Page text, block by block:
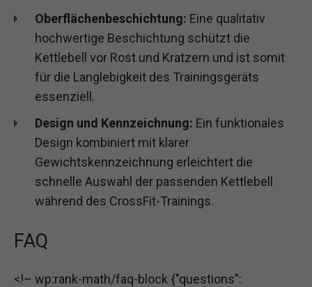
Oberflächenbeschichtung: Eine qualitativ
hochwertige Beschichtung schützt die
Kettlebell vor Rost und Kratzern und ist somit
für die Langlebigkeit des Trainingsgeräts
essenziell.
Design und Kennzeichnung: Ein funktionales
Design kombiniert mit klarer
Gewichtskennzeichnung erleichtert die
schnelle Auswahl der passenden Kettlebell
während des CrossFit-Trainings.
FAQ
<!– wp:rank-math/faq-block {"questions":